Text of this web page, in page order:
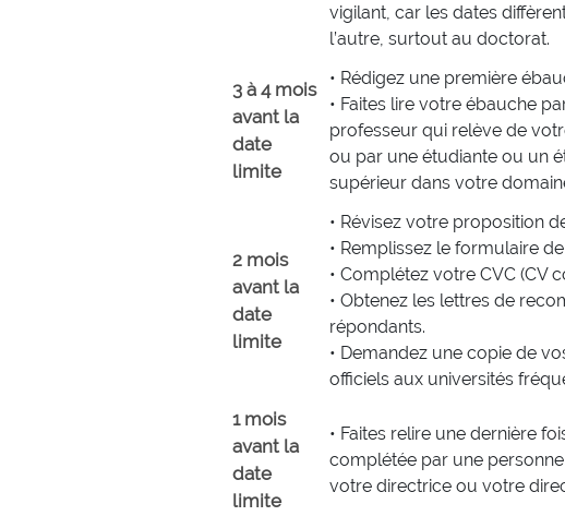
vigilant, car les dates
l’autre, surtout au doctorat.
3 à 4 mois
avant la
date
limite
• Rédigez une première
• Faites lire votre ébauche
professeur qui relève de
ou par une étudiante ou un
supérieur dans votre
2 mois
avant la
date
limite
• Révisez votre proposition
• Remplissez le formulaire
• Complétez votre CVC (CV
• Obtenez les lettres de
répondants.
• Demandez une copie de
officiels aux universités
1 mois
avant la
date
limite
• Faites relire une dernière
complétée par une
votre directrice ou votre